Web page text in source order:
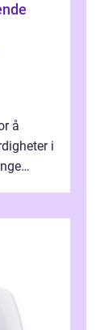
å
i